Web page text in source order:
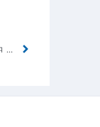
В Волковысском районе в кювете опрокинулся BMW. Водитель погиб